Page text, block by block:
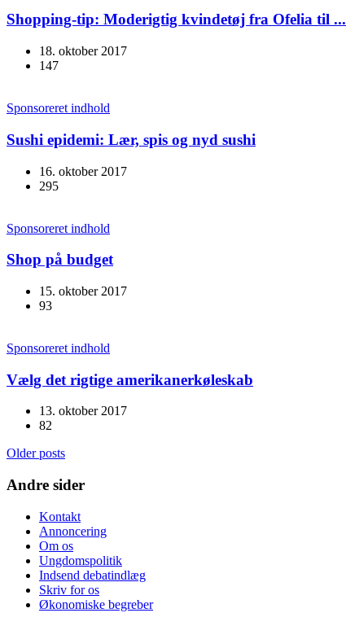
Shopping-tip: Moderigtig kvindetøj fra Ofelia til ...
18. oktober 2017
147
Sponsoreret indhold
Sushi epidemi: Lær, spis og nyd sushi
16. oktober 2017
295
Sponsoreret indhold
Shop på budget
15. oktober 2017
93
Sponsoreret indhold
Vælg det rigtige amerikanerkøleskab
13. oktober 2017
82
Older posts
Andre sider
Kontakt
Annoncering
Om os
Ungdomspolitik
Indsend debatindlæg
Skriv for os
Økonomiske begreber